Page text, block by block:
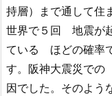
持層）まで通して
世界で５回 地震が
ている ほどの確率
す。阪神大震災で
因でした。そのよ